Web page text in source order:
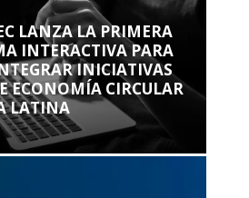
LANZA LA PRIMERA
INTERACTIVA PARA
INICIATIVAS
ECONOMÍA CIRCULAR
LATINA